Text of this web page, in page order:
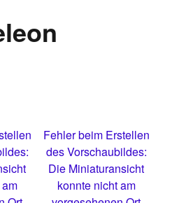
Fehler beim Erstellen
des Vorschaubildes:
Die Miniaturansicht
konnte nicht am